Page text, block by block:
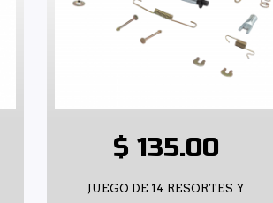
$ 135.00
JUEGO DE 14 RESORTES Y